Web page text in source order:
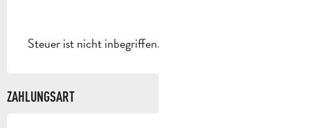
Steuer ist nicht inbegriffen.
ZAHLUNGSART